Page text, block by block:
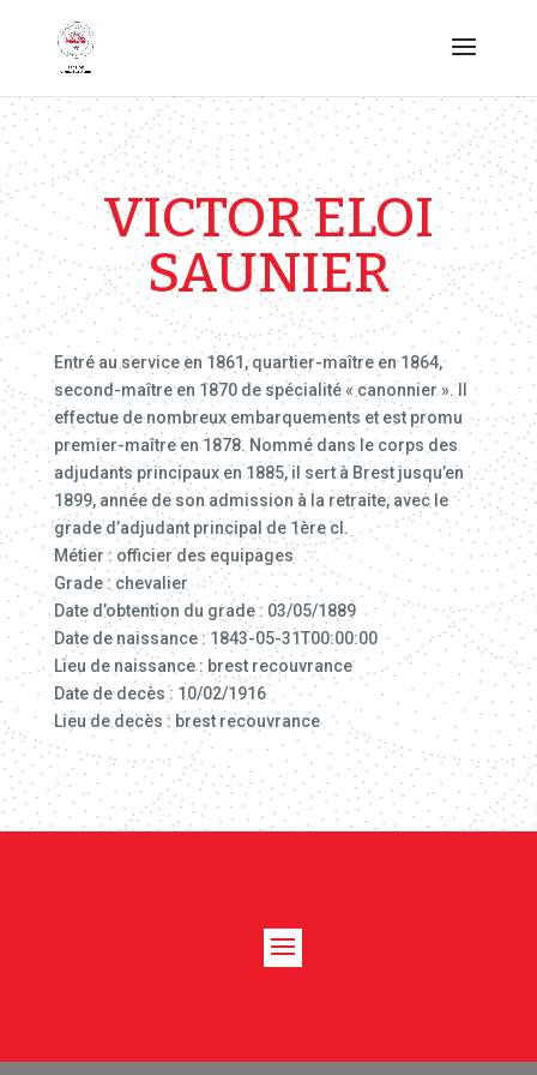
VICTOR ELOI
SAUNIER
Entré au service en 1861, quartier-maître en 1864,
second-maître en 1870 de spécialité « canonnier ». Il
effectue de nombreux embarquements et est promu
premier-maître en 1878. Nommé dans le corps des
adjudants principaux en 1885, il sert à Brest jusqu’en
1899, année de son admission à la retraite, avec le
grade d’adjudant principal de 1ère cl.
Métier : officier des equipages
Grade : chevalier
Date d’obtention du grade : 03/05/1889
Date de naissance : 1843-05-31T00:00:00
Lieu de naissance : brest recouvrance
Date de decès : 10/02/1916
Lieu de decès : brest recouvrance